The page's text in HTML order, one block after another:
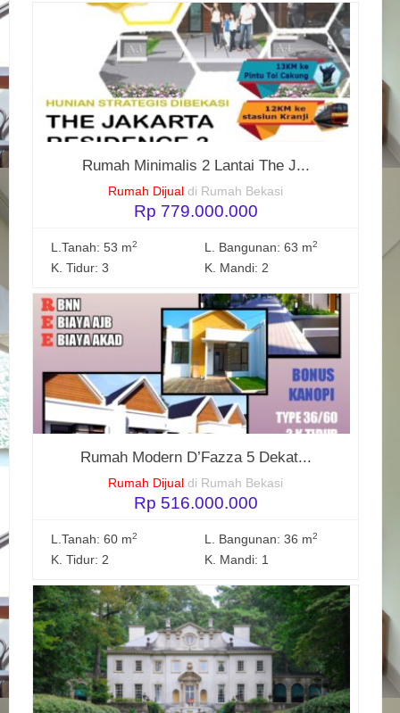
Rumah Minimalis 2 Lantai The J...
Rumah Dijual di Rumah Bekasi
Rp 779.000.000
L.Tanah: 53 m2 L. Bangunan: 63 m2
K. Tidur: 3 K. Mandi: 2
Rumah Modern D’Fazza 5 Dekat...
Rumah Dijual di Rumah Bekasi
Rp 516.000.000
L.Tanah: 60 m2 L. Bangunan: 36 m2
K. Tidur: 2 K. Mandi: 1